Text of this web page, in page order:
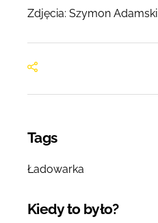
Zdjęcia: Szymon Adamski
Tags
Ładowarka
Kiedy to było?